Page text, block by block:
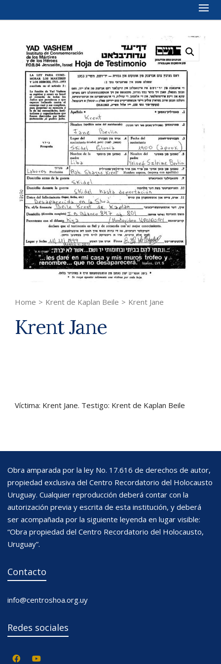
Home > Krent de Kaplan Beile > Krent Jane
Krent Jane
Víctima: Krent Jane. Testigo: Krent de Kaplan Beile
Obra amparada por la ley No. 17.616 de derechos de autor,
propiedad exclusiva del Centro Recordatorio del Holocausto
Uruguay. Cualquier reproducción deberá contar con la
autorización previa y escrita de esta institución, y deberá
ser acompañada por la siguiente leyenda en lugar visible:
“Obra propiedad del Centro Recordatorio del Holocausto,
Uruguay”.
Contacto
info@centroshoa.org.uy
Redes sociales